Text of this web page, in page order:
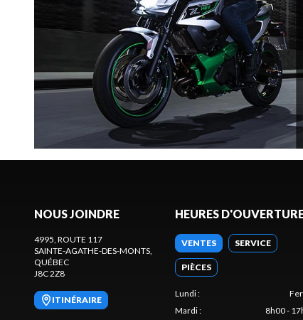
NOUS JOINDRE
4995, ROUTE 117
SAINTE-AGATHE-DES-MONTS,
QUÉBEC
J8C 2Z8
ITINÉRAIRE
HEURES
VENTES SERVICE
PIÈCES
Lundi:
Mardi: 8h00 -